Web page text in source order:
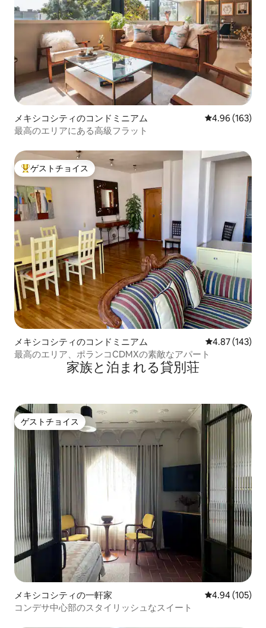
メキシコシティのコンドミニアム レビュー163
4.96 (163)
最高のエリアにある高級フラット
大好評のゲストチョイスです。
ゲストチョイス
メキシコシティのコンドミニアム レビュー143
4.87 (143)
最高のエリア、ポランコCDMXの素敵なアパート
家族と泊まれる貸別荘
ゲストチョイス
ゲストチョイス
メキシコシティの一軒家 レビュー105
4.94 (105)
コンデサ中心部のスタイリッシュなスイート